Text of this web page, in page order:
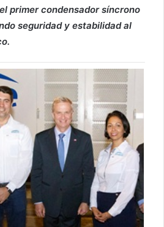
primer condensador síncrono
seguridad y estabilidad al